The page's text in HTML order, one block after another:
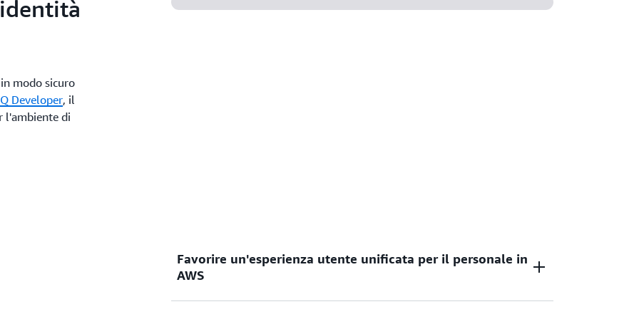
lavoro a parte o a tutto il tuo ambiente AWS.
modo sicuro
Developer, il
l'ambiente di
Favorire un'esperienza utente unificata per il personale in
AWS